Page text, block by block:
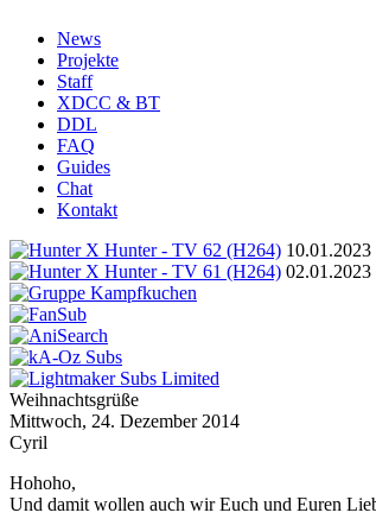
News
Projekte
Staff
XDCC & BT
DDL
FAQ
Guides
Chat
Kontakt
10.01.2023
02.01.2023
Weihnachtsgrüße
Mittwoch, 24. Dezember 2014
Cyril
Hohoho,
Und damit wollen auch wir Euch und Euren